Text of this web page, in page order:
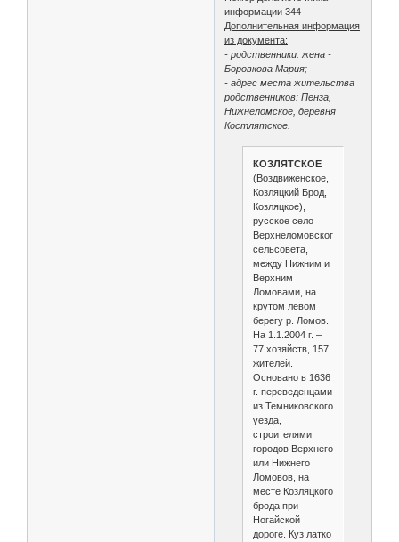
информации 344
Дополнительная информация
из документа:
- родственники: жена -
Боровкова Мария;
- адрес места жительства
родственников: Пенза,
Нижнеломское, деревня
Костлятское.
КОЗЛЯТСКОЕ
(Воздвиженское,
Козляцкий Брод,
Козляцкое),
русское село
Верхнеломовского
сельсовета,
между Нижним и
Верхним
Ломовами, на
крутом левом
берегу р. Ломов.
На 1.1.2004 г. –
77 хозяйств, 157
жителей.
Основано в 1636
г. переведенцами
из Темниковского
уезда,
строителями
городов Верхнего
или Нижнего
Ломовов, на
месте Козляцкого
брода при
Ногайской
дороге. Куз латко